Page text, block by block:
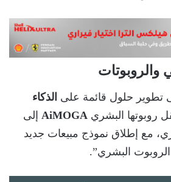
والروبوتات
تطوير حلول قائمة على الذكاء
روبوتها البشري AiMOGA إلى
مع إطلاق نموذج مبيعات جديد
البشري”.